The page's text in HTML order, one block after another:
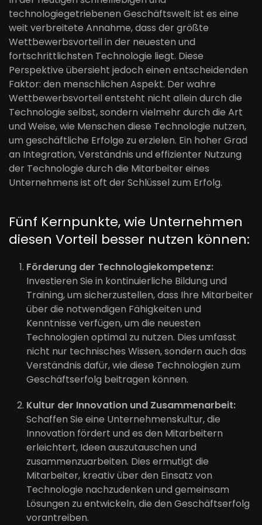
technologiegetriebenen Geschäftswelt ist es eine
weit verbreitete Annahme, dass der größte
Wettbewerbsvorteil in der neuesten und
fortschrittlichsten Technologie liegt. Diese
Perspektive übersieht jedoch einen entscheidenden
Faktor: den menschlichen Aspekt. Der wahre
Wettbewerbsvorteil entsteht nicht allein durch die
Technologie selbst, sondern vielmehr durch die Art
und Weise, wie Menschen diese Technologie nutzen,
um geschäftliche Erfolge zu erzielen. Ein hoher Grad
an Integration, Verständnis und effizienter Nutzung
der Technologie durch die Mitarbeiter eines
Unternehmens ist oft der Schlüssel zum Erfolg.
Fünf Kernpunkte, wie Unternehmen
diesen Vorteil besser nutzen können:
Förderung der Technologiekompetenz:
Investieren Sie in kontinuierliche Bildung und
Training, um sicherzustellen, dass Ihre Mitarbeiter
über die notwendigen Fähigkeiten und
Kenntnisse verfügen, um die neuesten
Technologien optimal zu nutzen. Dies umfasst
nicht nur technisches Wissen, sondern auch das
Verständnis dafür, wie diese Technologien zum
Geschäftserfolg beitragen können.
Kultur der Innovation und Zusammenarbeit:
Schaffen Sie eine Unternehmenskultur, die
Innovation fördert und es den Mitarbeitern
erleichtert, Ideen auszutauschen und
zusammenzuarbeiten. Dies ermutigt die
Mitarbeiter, kreativ über den Einsatz von
Technologie nachzudenken und gemeinsam
Lösungen zu entwickeln, die den Geschäftserfolg
vorantreiben.